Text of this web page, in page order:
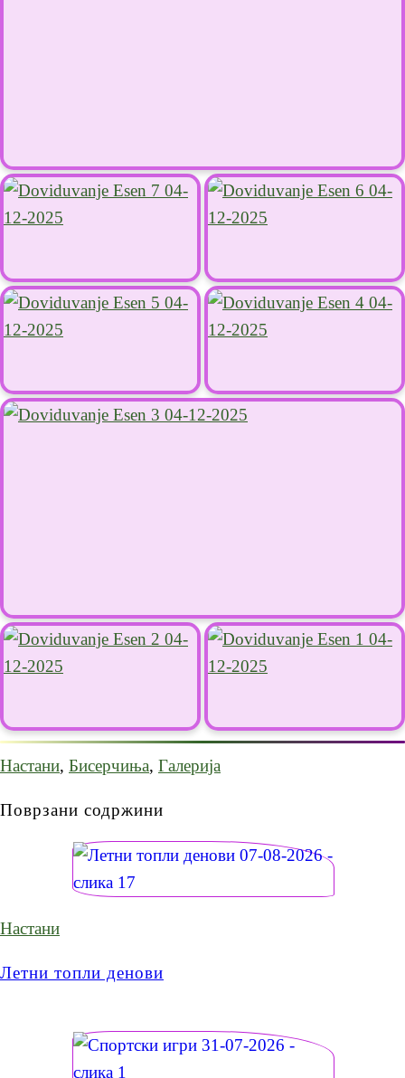
Настани, Бисерчиња, Галерија
Поврзани содржини
Настани
Летни топли денови